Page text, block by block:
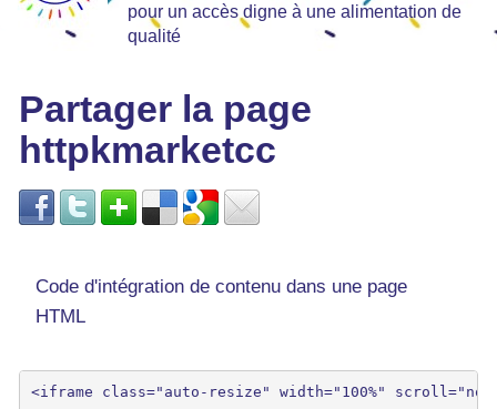
pour un accès digne à une alimentation de
qualité
Partager la page
httpkmarketcc
Code d'intégration de contenu dans une page
HTML